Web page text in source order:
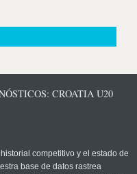
CROATIA U20
competitivo y el estado de
base de datos rastrea